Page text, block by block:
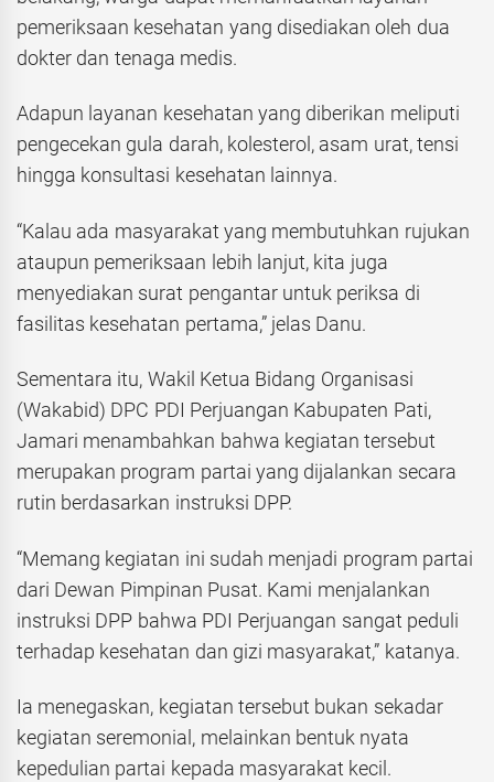
pemeriksaan kesehatan yang disediakan oleh dua
dokter dan tenaga medis.
Adapun layanan kesehatan yang diberikan meliputi
pengecekan gula darah, kolesterol, asam urat, tensi
hingga konsultasi kesehatan lainnya.
“Kalau ada masyarakat yang membutuhkan rujukan
ataupun pemeriksaan lebih lanjut, kita juga
menyediakan surat pengantar untuk periksa di
fasilitas kesehatan pertama,” jelas Danu.
Sementara itu, Wakil Ketua Bidang Organisasi
(Wakabid) DPC PDI Perjuangan Kabupaten Pati,
Jamari menambahkan bahwa kegiatan tersebut
merupakan program partai yang dijalankan secara
rutin berdasarkan instruksi DPP.
“Memang kegiatan ini sudah menjadi program partai
dari Dewan Pimpinan Pusat. Kami menjalankan
instruksi DPP bahwa PDI Perjuangan sangat peduli
terhadap kesehatan dan gizi masyarakat,” katanya.
Ia menegaskan, kegiatan tersebut bukan sekadar
kegiatan seremonial, melainkan bentuk nyata
kepedulian partai kepada masyarakat kecil.